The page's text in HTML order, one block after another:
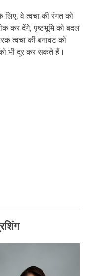
वे त्वचा की रंगत को
कर देंगे, पृष्ठभूमि को बदल
त्वचा की बनावट को
को भी दूर कर सकते हैं।